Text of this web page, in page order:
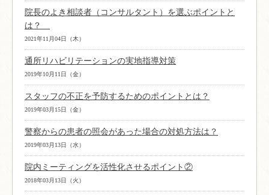
院長のよき相談者（コンサルタント）を選ぶポイントと
は？
2021年11月04日（木）
通所リハビリテーションの実地指導対策
2019年10月11日（金）
スタッフの不正を予防するためのポイントとは？
2019年03月15日（金）
警察からの患者の照会があった場合の対処方法は？
2019年03月13日（水）
院内ミーティングを活性化させるポイント②
2018年03月13日（火）